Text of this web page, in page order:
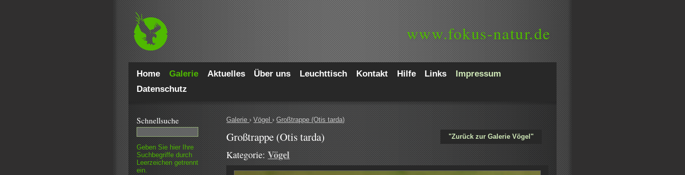
www.fokus-natur.de
Home Galerie Aktuelles Über uns Leuchttisch Kontakt Hilfe Links
Impressum
Datenschutz
Schnell­suche
Geben Sie hier Ihre
Such­begriffe durch
Leer­zeichen getrennt
ein.
Galerie›Vögel›Großtrappe (Otis tarda)
"Zurück zur Galerie Vögel"
Großtrappe (Otis tarda)
Kategorie:Vögel